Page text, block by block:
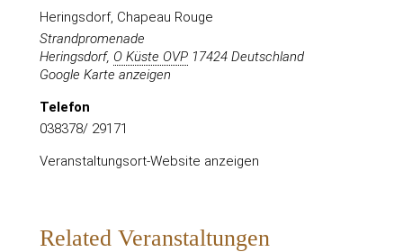
Heringsdorf, Chapeau Rouge
Strandpromenade
Heringsdorf, O Küste OVP 17424 Deutschland
Google Karte anzeigen
Telefon
038378/ 29171
Veranstaltungsort-Website anzeigen
Related Veranstaltungen